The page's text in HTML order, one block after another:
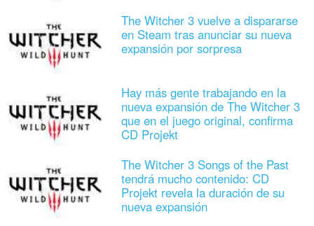
The Witcher 3 vuelve a dispararse
en Steam tras anunciar su nueva
expansión por sorpresa
Hay más gente trabajando en la
nueva expansión de The Witcher 3
que en el juego original, confirma
CD Projekt
The Witcher 3 Songs of the Past
tendrá mucho contenido: CD
Projekt revela la duración de su
nueva expansión